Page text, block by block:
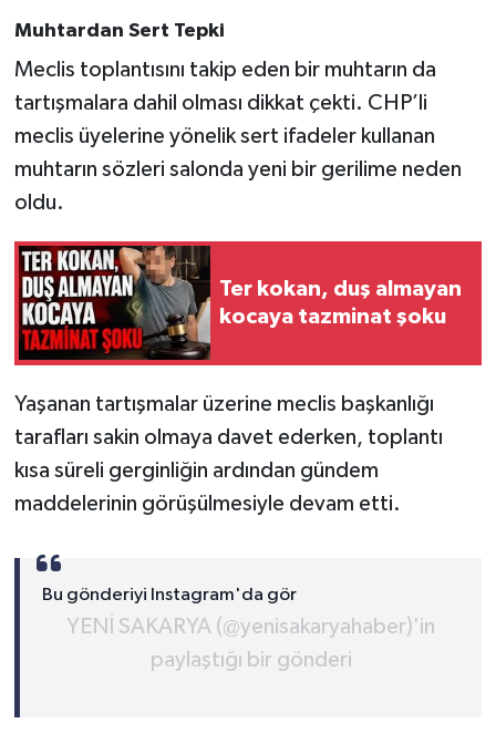
Muhtardan Sert Tepki
Meclis toplantısını takip eden bir muhtarın da
tartışmalara dahil olması dikkat çekti. CHP’li
meclis üyelerine yönelik sert ifadeler kullanan
muhtarın sözleri salonda yeni bir gerilime neden
oldu.
Ter kokan, duş almayan
kocaya tazminat şoku
Yaşanan tartışmalar üzerine meclis başkanlığı
tarafları sakin olmaya davet ederken, toplantı
kısa süreli gerginliğin ardından gündem
maddelerinin görüşülmesiyle devam etti.
Bu gönderiyi Instagram'da gör
YENİ SAKARYA (@yenisakaryahaber)'in
paylaştığı bir gönderi